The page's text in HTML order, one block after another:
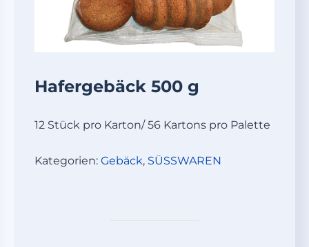
Hafergebäck 500 g
12 Stück pro Karton/ 56 Kartons pro Palette
Kategorien: Gebäck, SÜSSWAREN